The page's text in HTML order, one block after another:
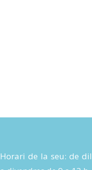
Horari de la seu: de